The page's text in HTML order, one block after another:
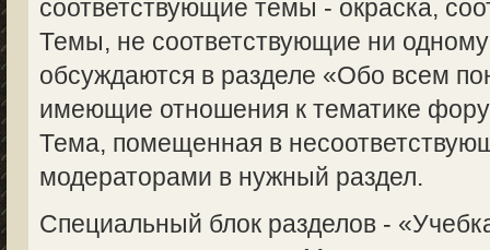
соответствующие темы - окраска,
Темы, не соответствующие ни
обсуждаются в разделе «Обо всем
имеющие отношения к тематике
Тема, помещенная в
модераторами в нужный раздел.
Специальный блок разделов -